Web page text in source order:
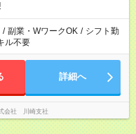
/ 副業・WワークOK / シフト勤
ル不要
詳細へ
会社 川崎支社